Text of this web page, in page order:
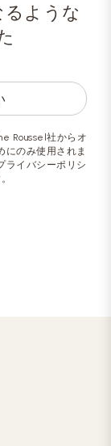
ような
Roussel社からオ
にのみ使用されま
ライバシーポリシ